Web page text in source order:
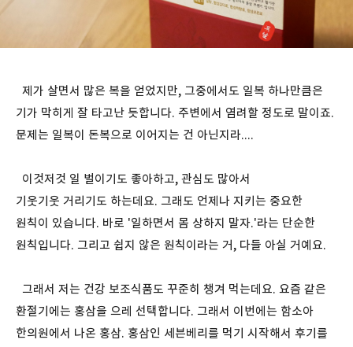
제가 살면서 많은 복을 얻었지만, 그중에서도 일복 하나만큼은
기가 막히게 잘 타고난 듯합니다. 주변에서 염려할 정도로 말이죠.
문제는 일복이 돈복으로 이어지는 건 아닌지라....
이것저것 일 벌이기도 좋아하고, 관심도 많아서
기웃기웃 거리기도 하는데요. 그래도 언제나 지키는 중요한
원칙이 있습니다. 바로 '일하면서 몸 상하지 말자.'라는 단순한
원칙입니다. 그리고 쉽지 않은 원칙이라는 거, 다들 아실 거예요.
그래서 저는 건강 보조식품도 꾸준히 챙겨 먹는데요. 요즘 같은
환절기에는 홍삼을 으레 선택합니다. 그래서 이번에는 함소아
한의원에서 나온 홍삼. 홍삼인 세븐베리를 먹기 시작해서 후기를